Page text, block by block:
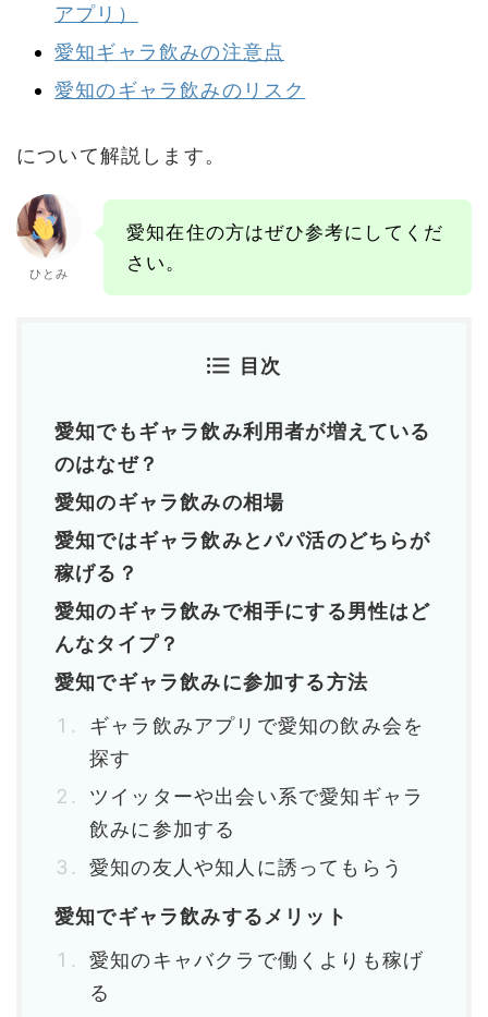
アプリ）
愛知ギャラ飲みの注意点
愛知のギャラ飲みのリスク
について解説します。
ひとみ
愛知在住の方はぜひ参考にしてくだ
さい。
目次
愛知でもギャラ飲み利用者が増えている
のはなぜ？
愛知のギャラ飲みの相場
愛知ではギャラ飲みとパパ活のどちらが
稼げる？
愛知のギャラ飲みで相手にする男性はど
んなタイプ？
愛知でギャラ飲みに参加する方法
ギャラ飲みアプリで愛知の飲み会を
探す
ツイッターや出会い系で愛知ギャラ
飲みに参加する
愛知の友人や知人に誘ってもらう
愛知でギャラ飲みするメリット
愛知のキャバクラで働くよりも稼げ
る